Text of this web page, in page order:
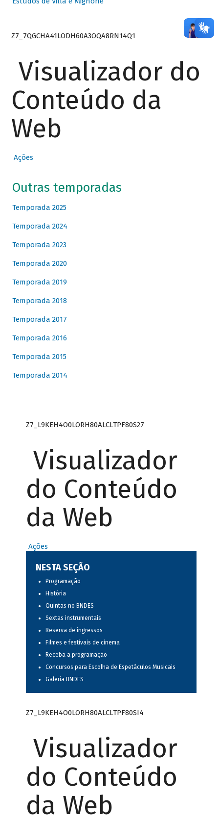
Z7_7QGCHA41LODH60A3OQA8RN14Q1
Visualizador do
Conteúdo da
Web
Ações
Outras temporadas
Temporada 2025
Temporada 2024
Temporada 2023
Temporada 2020
Temporada 2019
Temporada 2018
Temporada 2017
Temporada 2016
Temporada 2015
Temporada 2014
Z7_L9KEH4O0LORH80ALCLTPF80S27
Visualizador
do Conteúdo
da Web
Ações
NESTA SEÇÃO
Programação
História
Quintas no BNDES
Sextas instrumentais
Reserva de ingressos
Filmes e festivais de cinema
Receba a programação
Concursos para Escolha de Espetáculos Musicais
Galeria BNDES
Z7_L9KEH4O0LORH80ALCLTPF80SI4
Visualizador
do Conteúdo
da Web